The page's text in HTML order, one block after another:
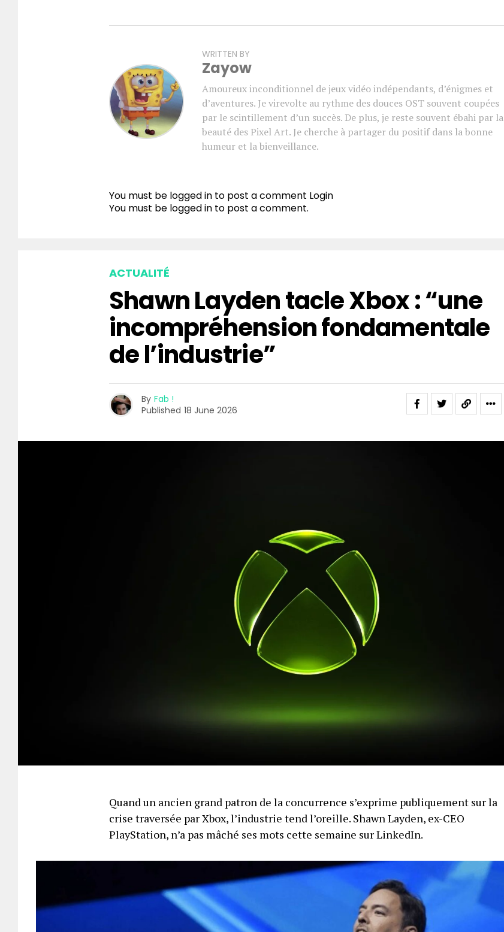
WRITTEN BY
Zayow
Amoureux inconditionnel de jeux vidéo indépendants, d’énigmes et
d’aventures. Je virevolte au rythme des douces OST souvent coupées
par le scintillement d’un succès. De plus, je reste souvent ébahi par la
beauté des Pixel Art. Je cherche à partager du positif dans la bonne
humeur et la bienveillance.
You must be logged in to post a comment Login
You must be logged in to post a comment.
ACTUALITÉ
Shawn Layden tacle Xbox : “une
incompréhension fondamentale
de l’industrie”
By Fab !
Published 18 June 2026
Quand un ancien grand patron de la concurrence s’exprime publiquement sur la
crise traversée par Xbox, l’industrie tend l’oreille. Shawn Layden, ex-CEO
PlayStation, n’a pas mâché ses mots cette semaine sur LinkedIn.